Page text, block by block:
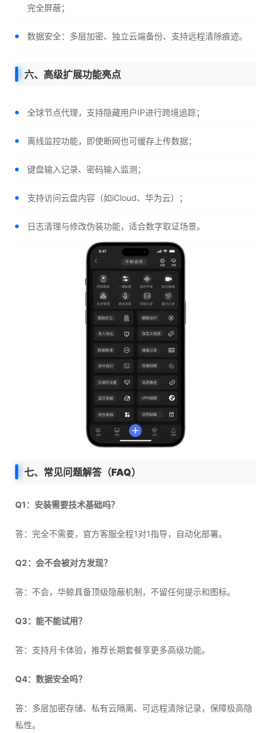
完全屏蔽；
数据安全：多层加密、独立云端备份、支持远程清除痕迹。
六、高级扩展功能亮点
全球节点代理，支持隐藏用户IP进行跨境追踪；
离线监控功能，即使断网也可缓存上传数据；
键盘输入记录、密码输入监测；
支持访问云盘内容（如iCloud、华为云）；
日志清理与修改伪装功能，适合数字取证场景。
七、常见问题解答（FAQ）
Q1：安装需要技术基础吗？
答：完全不需要，官方客服全程1对1指导，自动化部署。
Q2：会不会被对方发现？
答：不会，华鲸具备顶级隐蔽机制，不留任何提示和图标。
Q3：能不能试用？
答：支持月卡体验，推荐长期套餐享更多高级功能。
Q4：数据安全吗？
答：多层加密存储、私有云隔离、可远程清除记录，保障极高隐
私性。